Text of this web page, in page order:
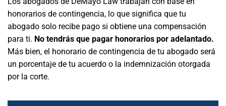
honorarios de contingencia, lo que significa que tu
abogado solo recibe pago si obtiene una compensación
para ti. No tendrás que pagar honorarios por adelantado.
Más bien, el honorario de contingencia de tu abogado será
un porcentaje de tu acuerdo o la indemnización otorgada
por la corte.